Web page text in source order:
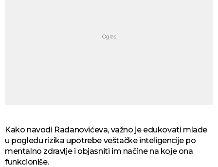
Kako navodi Radanovićeva, važno je edukovati mlade
u pogledu rizika upotrebe veštačke inteligencije po
mentalno zdravlje i objasniti im načine na koje ona
funkcioniše.